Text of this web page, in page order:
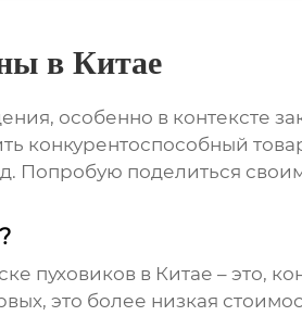
в Китае
особенно в контексте
конкурентоспособный
Попробую поделиться
пуховиков в Китае – это,
это более низкая